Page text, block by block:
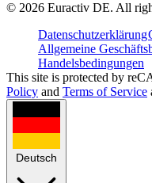
© 2026 Euractiv DE. All
Datenschutzerklärung
Allgemeine
Handelsbedingungen
This site is protected by
Policy and Terms of Service
Deutsch